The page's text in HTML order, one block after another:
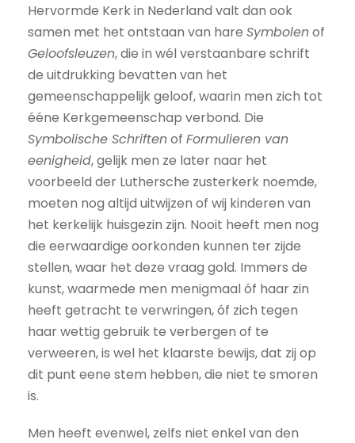
Hervormde Kerk in Nederland valt dan ook
samen met het ontstaan van hare Symbolenof
Geloofsleuzen, die in wél verstaanbare schrift
de uitdrukking bevatten van het
gemeenschappelijk geloof, waarin men zich tot
ééne Kerkgemeenschap verbond. Die
Symbolische Schriftenof Formulieren van
eenigheid, gelijk men ze later naar het
voorbeeld der Luthersche zusterkerk noemde,
moeten nog altijd uitwijzen of wij kinderen van
het kerkelijk huisgezin zijn. Nooit heeft men nog
die eerwaardige oorkonden kunnen ter zijde
stellen, waar het deze vraag gold. Immers de
kunst, waarmede men menigmaal óf haar zin
heeft getracht te verwringen, óf zich tegen
haar wettig gebruik te verbergen of te
verweeren, is wel het klaarste bewijs, dat zij op
dit punt eene stem hebben, die niet te smoren
is.
Men heeft evenwel, zelfs niet enkel van den